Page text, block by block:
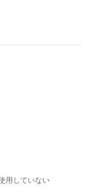
用していない